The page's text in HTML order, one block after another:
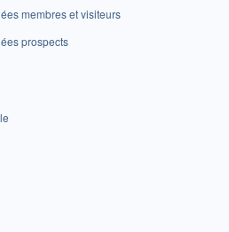
membres et visiteurs
prospects